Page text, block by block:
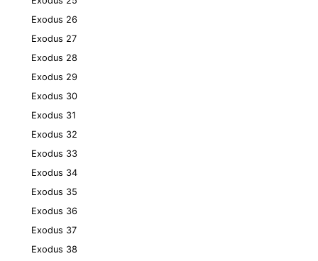
Exodus 26
Exodus 27
Exodus 28
Exodus 29
Exodus 30
Exodus 31
Exodus 32
Exodus 33
Exodus 34
Exodus 35
Exodus 36
Exodus 37
Exodus 38